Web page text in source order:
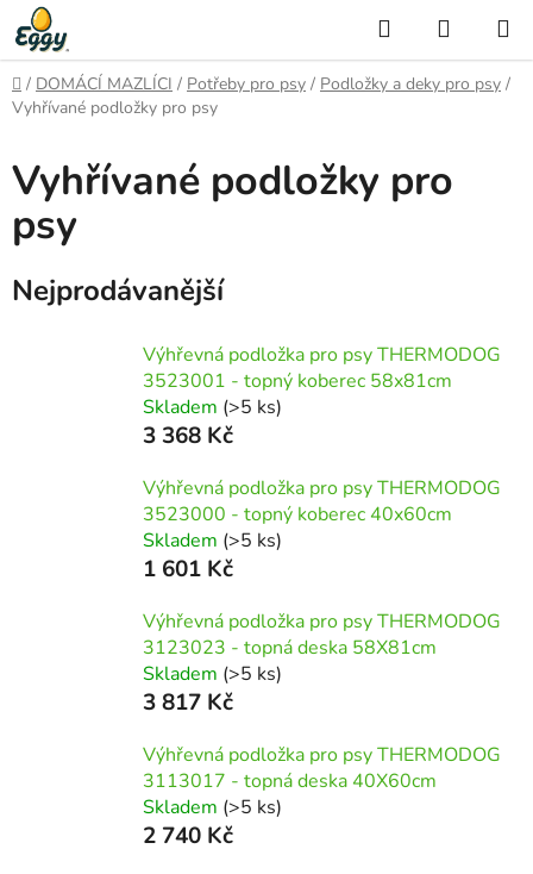
Přejít
na
obsah
Hledat
KOŠÍK
Domů
/ DOMÁCÍ MAZLÍCI / Potřeby pro psy / Podložky a deky pro psy /
Vyhřívané podložky pro psy
Vyhřívané podložky pro
psy
Nejprodávanější
Výhřevná podložka pro psy THERMODOG
3523001 - topný koberec 58x81cm
Skladem (>5 ks)
3 368 Kč
Výhřevná podložka pro psy THERMODOG
3523000 - topný koberec 40x60cm
Skladem (>5 ks)
1 601 Kč
Výhřevná podložka pro psy THERMODOG
3123023 - topná deska 58X81cm
Skladem (>5 ks)
3 817 Kč
Výhřevná podložka pro psy THERMODOG
3113017 - topná deska 40X60cm
Skladem (>5 ks)
2 740 Kč